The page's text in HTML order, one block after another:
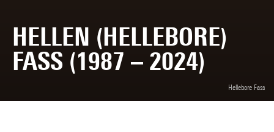
Hellebore Fass
HELLEN (HELLEBORE)
FASS (1987 – 2024)